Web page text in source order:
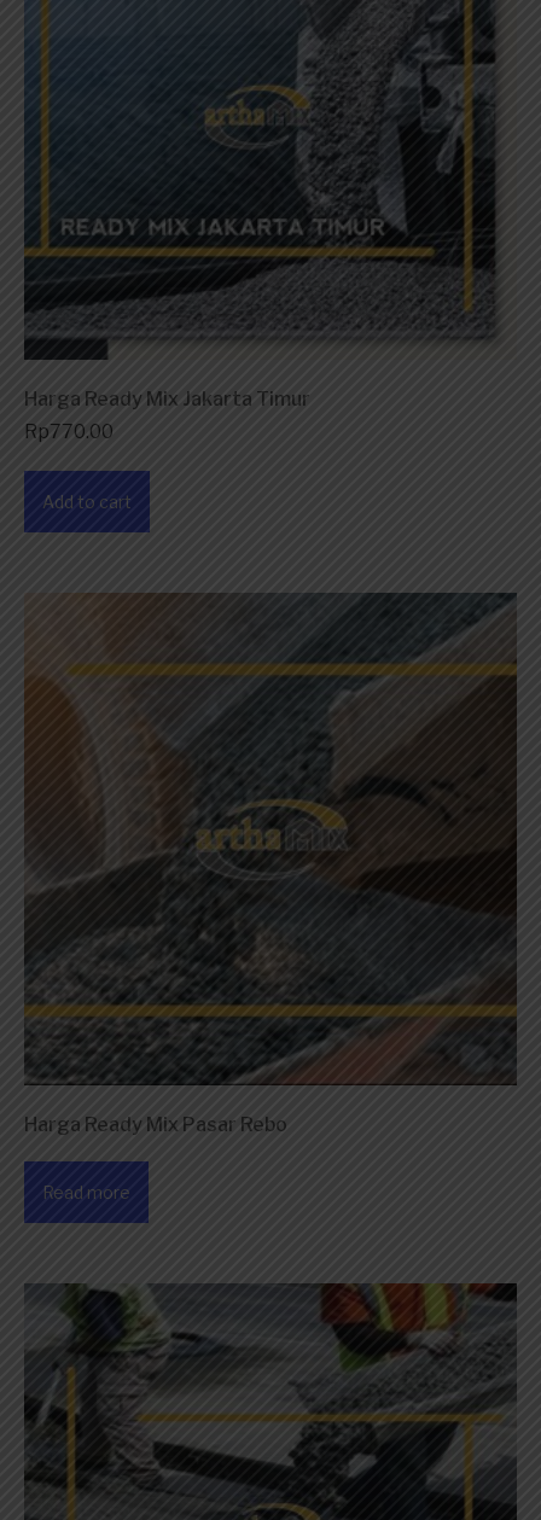
Harga Ready Mix Jakarta Timur
Rp770.00
Add to cart
Harga Ready Mix Pasar Rebo
Read more